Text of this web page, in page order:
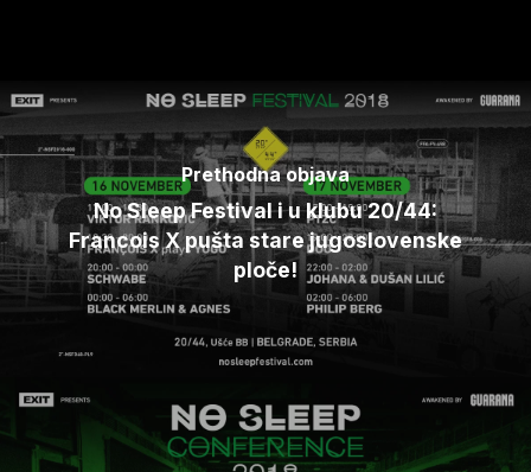
Prethodna objava
No Sleep Festival i u klubu 20/44:
Francois X pušta stare jugoslovenske
ploče!